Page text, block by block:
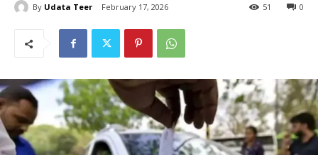
By Udata Teer February 17, 2026 0
51